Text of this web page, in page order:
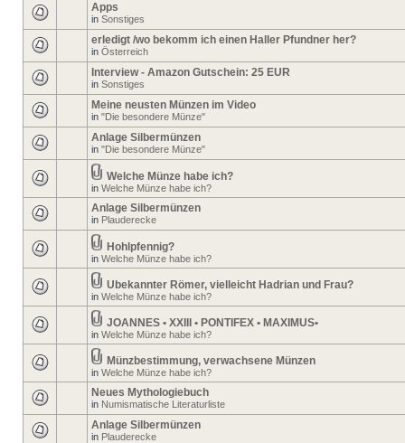
Apps
in Sonstiges
erledigt /wo bekomm ich einen Haller Pfundner her?
in Österreich
Interview - Amazon Gutschein: 25 EUR
in Sonstiges
Meine neusten Münzen im Video
in "Die besondere Münze"
Anlage Silbermünzen
in "Die besondere Münze"
Welche Münze habe ich?
in Welche Münze habe ich?
Anlage Silbermünzen
in Plauderecke
Hohlpfennig?
in Welche Münze habe ich?
Ubekannter Römer, vielleicht Hadrian und Frau?
in Welche Münze habe ich?
JOANNES • XXIII • PONTIFEX • MAXIMUS•
in Welche Münze habe ich?
Münzbestimmung, verwachsene Münzen
in Welche Münze habe ich?
Neues Mythologiebuch
in Numismatische Literaturliste
Anlage Silbermünzen
in Plauderecke